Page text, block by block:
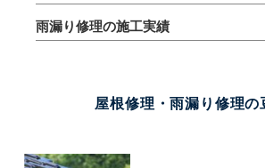
雨漏り修理の施工実績
屋根修理・雨漏り修理の